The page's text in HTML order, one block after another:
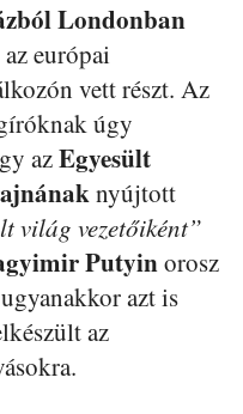
Londonban
európai
vett részt. Az
úgy
azEgyesült
nyújtott
világ vezetőiként”
Putyinorosz
azt is
az